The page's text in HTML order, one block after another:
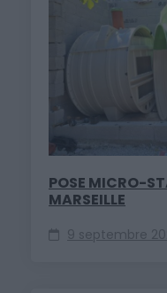
POSE MICRO-
MARSEILLE
9 septembre